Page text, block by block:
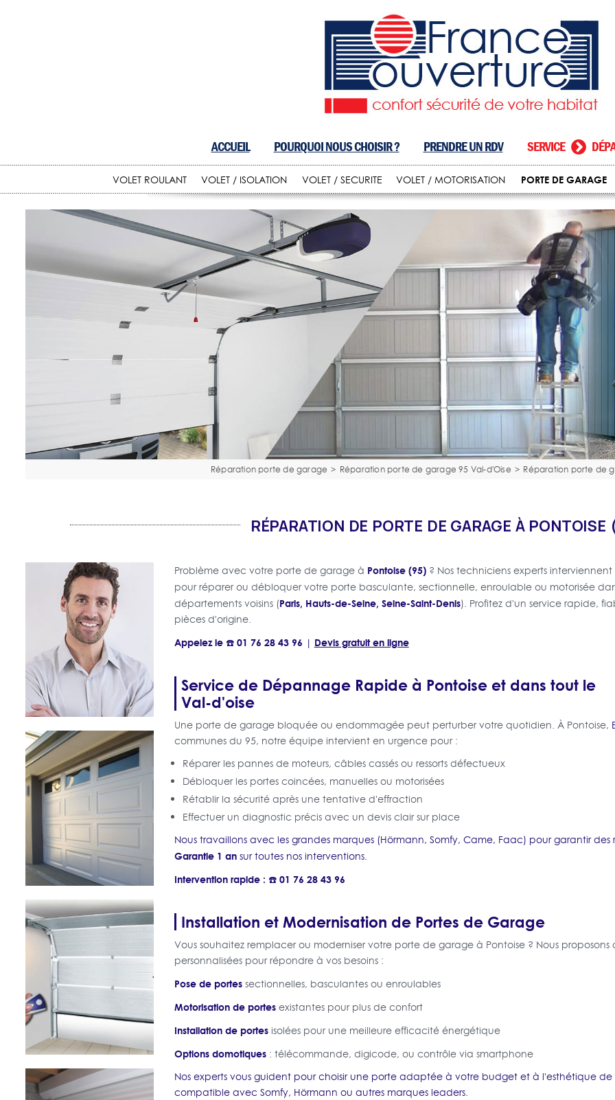
ACCUEIL POURQUOI NOUS CHOISIR ? PRENDRE UN RDV SERVICE
VOLET ROULANT VOLET / ISOLATION VOLET / SECURITE VOLET / MOTORISATION PORTE DE GARAGE
Réparation porte de garage > Réparation porte de garage 95 Val-d'Oise > Réparation porte de
RÉPARATION DE PORTE DE GARAGE À
Problème avec votre porte de garage à Pontoise (95)? Nos techniciens experts interviennent
pour réparer ou débloquer votre porte basculante, sectionnelle, enroulable ou motorisée
départements voisins (Paris, Hauts-de-Seine, Seine-Saint-Denis). Profitez d'un service rapide,
pièces d'origine.
Appelez le ☎️ 01 76 28 43 96 | Devis gratuit en ligne
Service de Dépannage Rapide à Pontoise et dans tout le
Val-d'oise
Une porte de garage bloquée ou endommagée peut perturber votre quotidien. À Pontoise,
communes du 95, notre équipe intervient en urgence pour :
Réparer les pannes de moteurs, câbles cassés ou ressorts défectueux
Débloquer les portes coincées, manuelles ou motorisées
Rétablir la sécurité après une tentative d'effraction
Effectuer un diagnostic précis avec un devis clair sur place
Nous travaillons avec les grandes marques (Hörmann, Somfy, Came, Faac) pour garantir
Garantie 1 ansur toutes nos interventions.
Intervention rapide : ☎️ 01 76 28 43 96
Installation et Modernisation de Portes de Garage
Vous souhaitez remplacer ou moderniser votre porte de garage à Pontoise ? Nous proposons
personnalisées pour répondre à vos besoins :
Pose de portessectionnelles, basculantes ou enroulables
Motorisation de portesexistantes pour plus de confort
Installation de portesisolées pour une meilleure efficacité énergétique
Options domotiques: télécommande, digicode, ou contrôle via smartphone
Nos experts vous guident pour choisir une porte adaptée à votre budget et à l'esthétique de
compatible avec Somfy, Hörmann ou autres marques leaders.